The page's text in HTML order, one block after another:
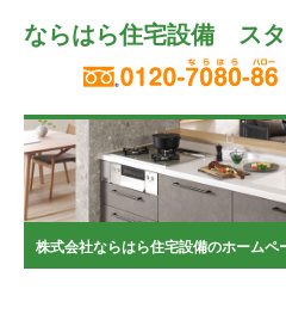
ン
テ
へ
ス
キ
ッ
プ
ならはら住宅設備 ス
株式会社ならはら住宅設備のホームペ